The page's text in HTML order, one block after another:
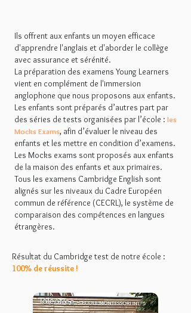
Ils offrent aux enfants un moyen efficace
d'apprendre l'anglais et d'aborder le collège
avec assurance et sérénité.
La préparation des examens Young Learners
vient en complément de l'immersion
anglophone que nous proposons aux enfants.
Les enfants sont préparés d’autres part par
des séries de tests organisées par l’école : les
Mocks Exams, afin d’évaluer le niveau des
enfants et les mettre en condition d’examens.
Les Mocks exams sont proposés aux enfants
de la maison des enfants et aux primaires.
Tous les examens Cambridge English sont
alignés sur les niveaux du Cadre Européen
commun de référence (CECRL), le système de
comparaison des compétences en langues
étrangères.
Résultat du Cambridge test de notre école :
100% de réussite !